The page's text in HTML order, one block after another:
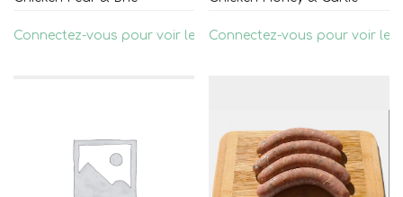
Connectez-vous pour voir les prixConnectez-vous pour voir les